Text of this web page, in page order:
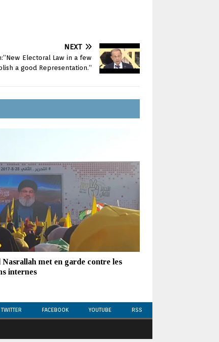
NEXT
Electoral Law in a few
a good Representation.”
Nasrallah met en garde contre les
internes
TWITTER FACEBOOK YOUTUBE RSS